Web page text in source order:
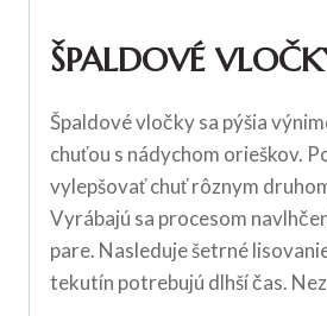
ŠPALDOVÉ
Špaldové vločky sa pýšia
chuťou s nádychom orieškov.
vylepšovať chuť rôznym
Vyrábajú sa procesom
pare. Nasleduje šetrné
tekutín potrebujú dlhší čas.